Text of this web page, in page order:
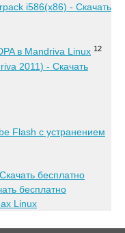
i586(x86) - Скачать
в Mandriva Linux 12
2011) - Скачать
Flash c устранением
бесплатно
бесплатно
Linux